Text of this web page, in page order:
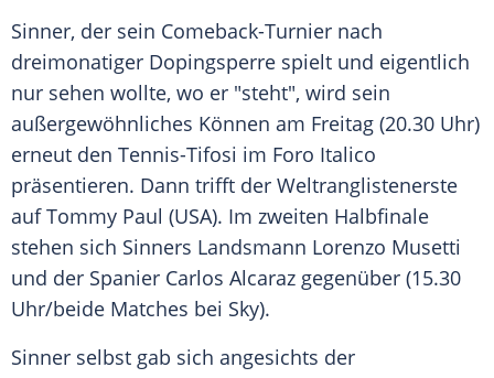
Sinner, der sein Comeback-Turnier nach
dreimonatiger Dopingsperre spielt und eigentlich
nur sehen wollte, wo er "steht", wird sein
außergewöhnliches Können am Freitag (20.30 Uhr)
erneut den Tennis-Tifosi im Foro Italico
präsentieren. Dann trifft der Weltranglistenerste
aufTommy Paul (USA). Im zweiten Halbfinale
stehen sich Sinners Landsmann Lorenzo Musetti
und der Spanier Carlos Alcaraz gegenüber (15.30
Uhr/beide Matches bei Sky).
Sinner selbst gab sich angesichts der